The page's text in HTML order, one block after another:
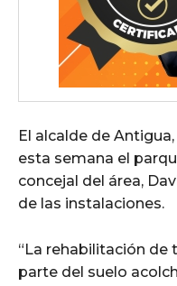
El alcalde de Antigua,
esta semana el
concejal del área,
de las instalaciones.
“La rehabilitación
parte del suelo